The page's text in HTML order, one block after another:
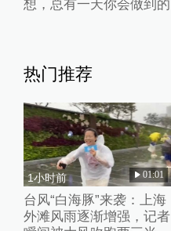
想，总有一天你会做到的
热门推荐
1小时前 01:01
台风“白海豚”来袭：上海
外滩风雨逐渐增强，记者